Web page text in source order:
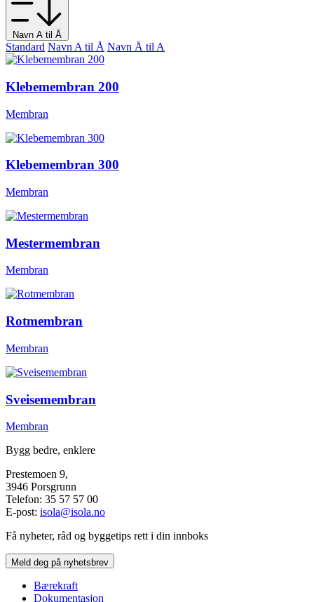
Navn A til Å
Standard Navn A til Å Navn Å til A
Klebemembran 200
Membran
Klebemembran 300
Membran
Mestermembran
Membran
Rotmembran
Membran
Sveisemembran
Membran
Bygg bedre, enklere
Prestemoen 9,
3946 Porsgrunn
Telefon: 35 57 57 00
E-post: isola@isola.no
Få nyheter, råd og byggetips rett i din innboks
Meld deg på nyhetsbrev
Bærekraft
Dokumentasjon